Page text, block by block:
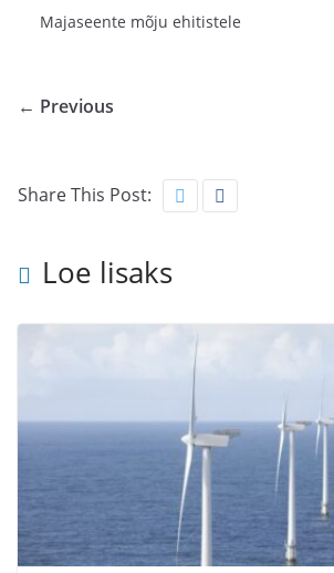
Majaseente mõju ehitistele
← Previous
Share This Post:
Loe lisaks